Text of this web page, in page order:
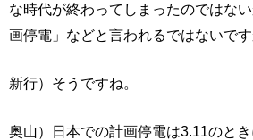
な時代が終わってしまったのではな
画停電」などと言われるではないです
新行）そうですね。
奥山）日本での計画停電は3.11のとき